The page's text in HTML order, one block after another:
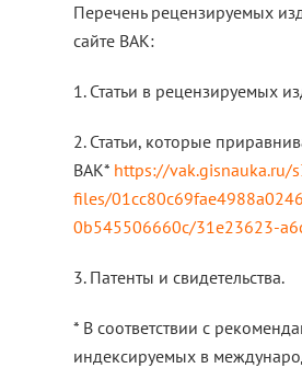
Перечень рецензируемых
сайте ВАК:
1. Статьи в рецензируемых
2. Статьи, которые
ВАК* https://vak.gisnauka.ru/
files/
0b545506660c/31e23623-
3. Патенты и свидетельства.
* В соответствии с
индексируемых в